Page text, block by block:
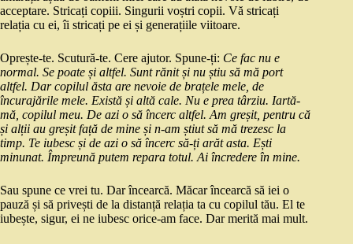
acceptare. Stricați copiii. Singurii voștri copii. Vă stricați
relația cu ei, îi stricați pe ei și generațiile viitoare.
Oprește-te. Scutură-te. Cere ajutor. Spune-ți: Ce fac nu e
normal. Se poate și altfel. Sunt rănit și nu știu să mă port
altfel. Dar copilul ăsta are nevoie de brațele mele, de
încurajările mele. Există și altă cale. Nu e prea târziu. Iartă-
mă, copilul meu. De azi o să încerc altfel. Am greșit, pentru că
și alții au greșit față de mine și n-am știut să mă trezesc la
timp. Te iubesc și de azi o să încerc să-ți arăt asta. Ești
minunat. Împreună putem repara totul. Ai încredere în mine.
Sau spune ce vrei tu. Dar încearcă. Măcar încearcă să iei o
pauză și să privești de la distanță relația ta cu copilul tău. El te
iubește, sigur, ei ne iubesc orice-am face. Dar merită mai mult.